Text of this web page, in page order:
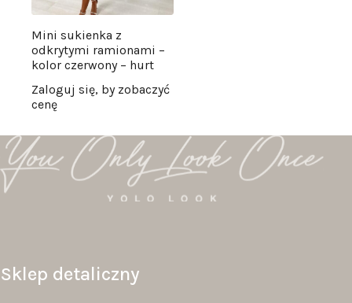
Mini sukienka z
odkrytymi ramionami –
kolor czerwony – hurt
Zaloguj się, by zobaczyć
cenę
Sklep detaliczny